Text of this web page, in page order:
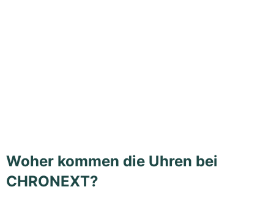
Woher kommen die Uhren bei
CHRONEXT?